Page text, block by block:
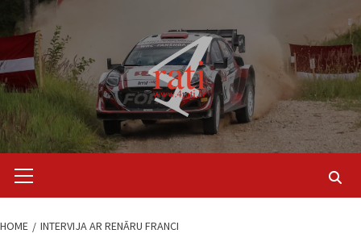
content
Menu
HOME INTERVIJA AR RENĀRU FRANCI